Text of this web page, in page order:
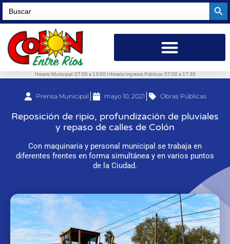
Search
for:
Horario Municipal: 07:00 a 13:00 | Horario Ingresos Públicos: 07:00 a 17:30
Prensa Municipal mayo 10, 2021 Obras Públicas
Reposición de ripio, profundización de pluviales
y repaso de calles de Colón
Con maquinaria y personal municipal se trabaja en
diferentes frentes en forma simultánea y en varios puntos
de la Ciudad.